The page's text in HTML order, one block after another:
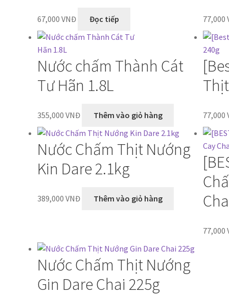
67,000 VNĐ Đọc tiếp 77,000
Nước chấm Thành Cát
Tư Hãn 1.8L
355,000 VNĐ Thêm vào giỏ hàng 77,000
Nước Chấm Thịt Nướng
Kin Dare 2.1kg
389,000 VNĐ Thêm vào giỏ hàng
77,000
Nước Chấm Thịt Nướng
Gin Dare Chai 225g